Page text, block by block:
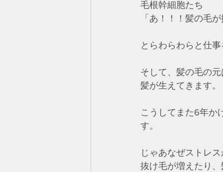
毛根幹細胞たち
「あ！！！髪の毛
とらわらわらと仕
そして、髪の毛の
髪が生えてきます。
こうしてまた6年か
す。
じゃあなぜストレ
抜け毛が増えたり